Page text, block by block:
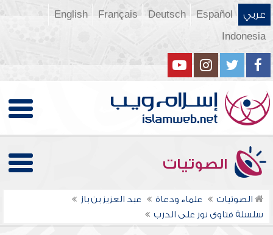
عربي Español
Deutsch
Français
English
Indonesia
الصوتيات
الصوتيات علماء ودعاة
عبد العزيز بن باز
سلسلة فتاوى نور على الدرب